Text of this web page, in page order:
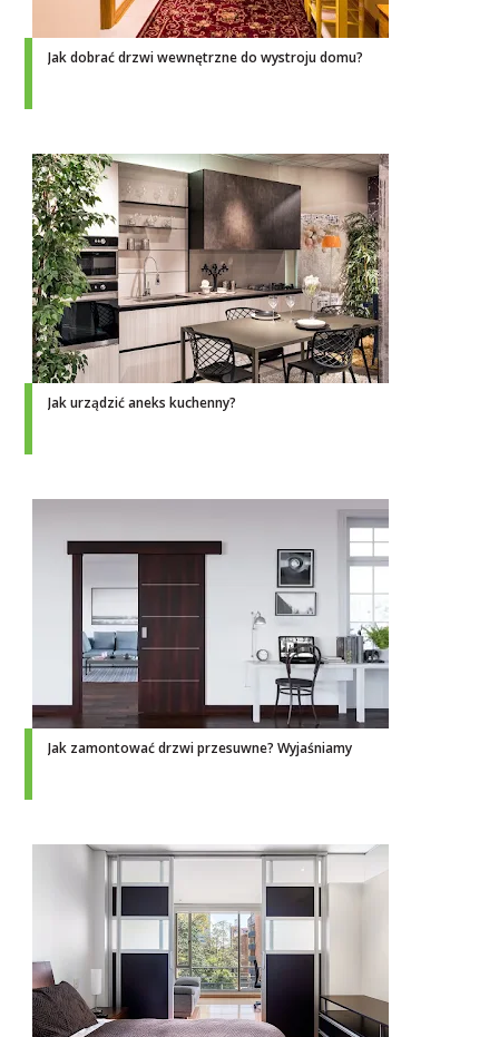
Jak dobrać drzwi wewnętrzne do wystroju domu?
Jak urządzić aneks kuchenny?
Jak zamontować drzwi przesuwne? Wyjaśniamy